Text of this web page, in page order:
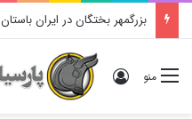
بزرگمهر بختگان در ایران باستان
منو ورود